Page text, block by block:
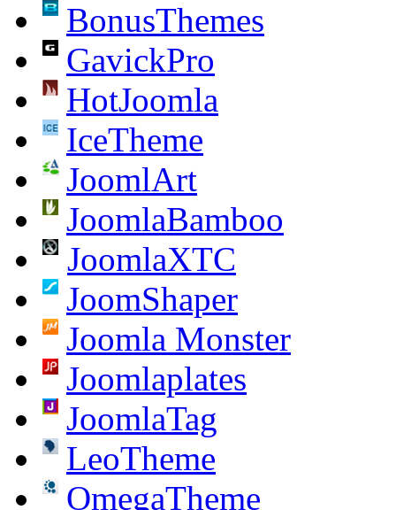
BonusThemes
GavickPro
HotJoomla
IceTheme
JoomlArt
JoomlaBamboo
JoomlaXTC
JoomShaper
Joomla Monster
Joomlaplates
JoomlaTag
LeoTheme
OmegaTheme